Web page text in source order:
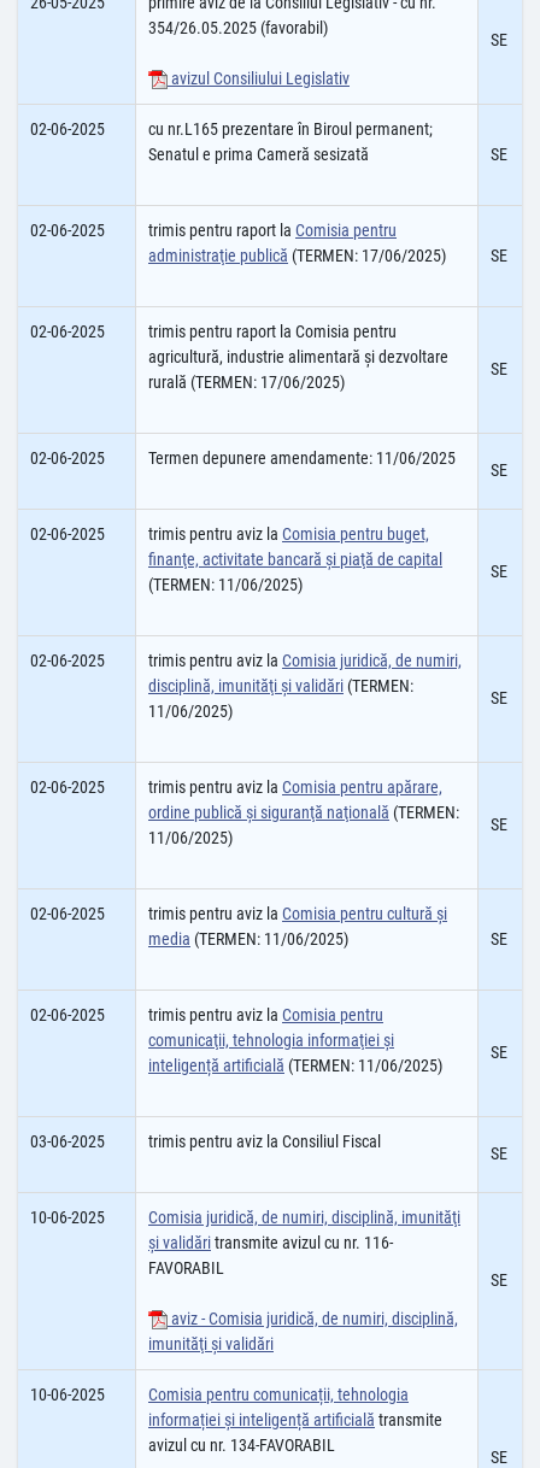
354/26.05.2025 (favorabil)
avizul Consiliului Legislativ
SE
02-06-2025
cu nr.L165 prezentare în Biroul permanent;
Senatul e prima Cameră sesizată
SE
02-06-2025 trimis pentru raport la Comisia pentru
administraţie publică (TERMEN: 17/06/2025) SE
02-06-2025
trimis pentru raport la Comisia pentru
agricultură, industrie alimentară şi dezvoltare
rurală (TERMEN: 17/06/2025)
SE
02-06-2025 Termen depunere amendamente: 11/06/2025
SE
02-06-2025 trimis pentru aviz la Comisia pentru buget,
finanţe, activitate bancară şi piaţă de capital
(TERMEN: 11/06/2025)
SE
02-06-2025 trimis pentru aviz la Comisia juridică, de numiri,
disciplină, imunităţi şi validări (TERMEN:
11/06/2025)
SE
02-06-2025 trimis pentru aviz la Comisia pentru apărare,
ordine publică şi siguranţă naţională (TERMEN:
11/06/2025)
SE
02-06-2025 trimis pentru aviz la Comisia pentru cultură şi
media (TERMEN: 11/06/2025) SE
02-06-2025 trimis pentru aviz la Comisia pentru
comunicaţii, tehnologia informaţiei și
inteligență artificială (TERMEN: 11/06/2025)
SE
03-06-2025 trimis pentru aviz la Consiliul Fiscal
SE
10-06-2025
Comisia juridică, de numiri, disciplină, imunităţi
şi validăritransmite avizul cu nr. 116-
FAVORABIL
aviz - Comisia juridică, de numiri, disciplină,
imunităţi şi validări
SE
10-06-2025
Comisia pentru comunicații, tehnologia
informației și inteligență artificială transmite
avizul cu nr. 134-FAVORABIL
SE